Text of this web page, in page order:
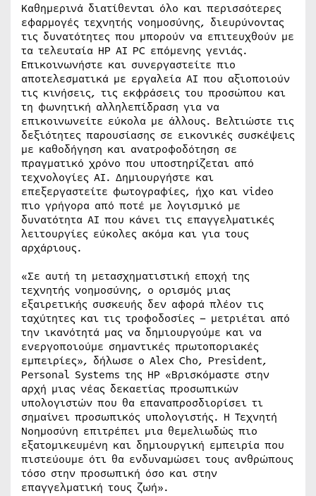
Καθημερινά διατίθενται όλο και περισσότερες
εφαρμογές τεχνητής νοημοσύνης, διευρύνοντας
τις δυνατότητες που μπορούν να επιτευχθούν με
τα τελευταία HP AI PC επόμενης γενιάς.
Επικοινωνήστε και συνεργαστείτε πιο
αποτελεσματικά με εργαλεία AI που αξιοποιούν
τις κινήσεις, τις εκφράσεις του προσώπου και
τη φωνητική αλληλεπίδραση για να
επικοινωνείτε εύκολα με άλλους. Βελτιώστε τις
δεξιότητες παρουσίασης σε εικονικές συσκέψεις
με καθοδήγηση και ανατροφοδότηση σε
πραγματικό χρόνο που υποστηρίζεται από
τεχνολογίες AI. Δημιουργήστε και
επεξεργαστείτε φωτογραφίες, ήχο και video
πιο γρήγορα από ποτέ με λογισμικό με
δυνατότητα AI που κάνει τις επαγγελματικές
λειτουργίες εύκολες ακόμα και για τους
αρχάριους.
«Σε αυτή τη μετασχηματιστική εποχή της
τεχνητής νοημοσύνης, ο ορισμός μιας
εξαιρετικής συσκευής δεν αφορά πλέον τις
ταχύτητες και τις τροφοδοσίες – μετριέται από
την ικανότητά μας να δημιουργούμε και να
ενεργοποιούμε σημαντικές πρωτοποριακές
εμπειρίες», δήλωσε ο Alex Cho, President,
Personal Systems της HP «Βρισκόμαστε στην
αρχή μιας νέας δεκαετίας προσωπικών
υπολογιστών που θα επαναπροσδιορίσει τι
σημαίνει προσωπικός υπολογιστής. Η Τεχνητή
Νοημοσύνη επιτρέπει μια θεμελιωδώς πιο
εξατομικευμένη και δημιουργική εμπειρία που
πιστεύουμε ότι θα ενδυναμώσει τους ανθρώπους
τόσο στην προσωπική όσο και στην
επαγγελματική τους ζωή».